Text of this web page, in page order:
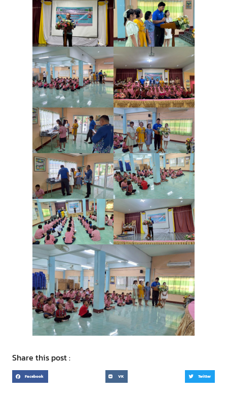
Share this post :
Facebook VK Twitter